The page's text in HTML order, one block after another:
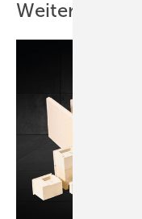
Weitere Inhalte